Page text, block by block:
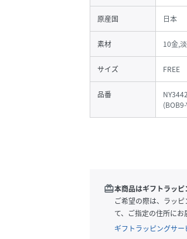
原産国 日本
素材 10金,
サイズ FREE
品番
(
redeem本商品はギフトラッピ
ご希望の際は、ラッ
て、ご指定の住所にお
ギフトラッピングサ